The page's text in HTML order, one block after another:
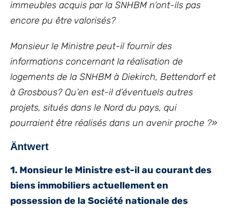
immeubles acquis par la SNHBM n’ont-ils pas
encore pu être valorisés?
Monsieur le Ministre peut-il fournir des
informations concernant la réalisation de
logements de la SNHBM à Diekirch, Bettendorf et
à Grosbous? Qu’en est-il d’éventuels autres
projets, situés dans le Nord du pays, qui
pourraient être réalisés dans un avenir proche ?»
Äntwert
1. Monsieur le Ministre est-il au courant des
biens immobiliers actuellement en
possession de la Société nationale des